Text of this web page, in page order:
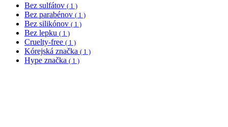
Bez sulfátov ( 1 )
Bez parabénov ( 1 )
Bez silikónov ( 1 )
Bez lepku ( 1 )
Cruelty-free ( 1 )
Kórejská značka ( 1 )
Hype značka ( 1 )